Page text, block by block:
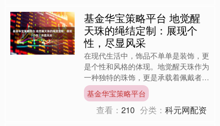
基金华宝策略平台 地觉醒
天珠的绳结定制：展现个
性，尽显风采
在现代生活中，饰品不单单是装饰，更
是个性和风格的体现。地觉醒天珠作为
一种独特的珠饰，更是承载着佩戴者的
情感与品味。为了满足不同消费者的个
性化需求，我们特别推出可....
基金华宝策略平台
查看：210 分类：科元网配资